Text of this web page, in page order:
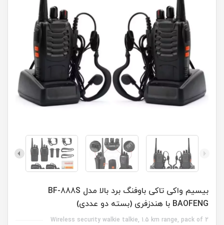
بیسیم واکی تاکی باوفنگ برد بالا مدل BF-888S
BAOFENG با هندزفری (بسته دو عددی)
Wireless security walkie talkie, 1.5 km range, pack of 2